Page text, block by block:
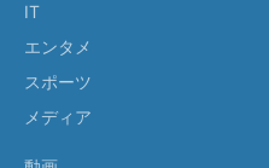
IT
エンタメ
スポーツ
メディア